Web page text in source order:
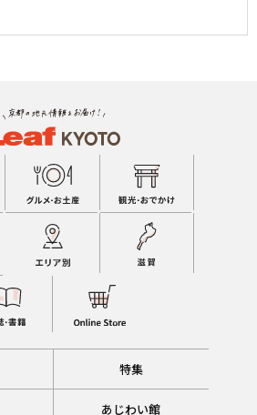
特集
あじわい館